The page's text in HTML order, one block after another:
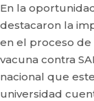
En la
destacaron la
en el proceso de
vacuna contra
nacional que
universidad